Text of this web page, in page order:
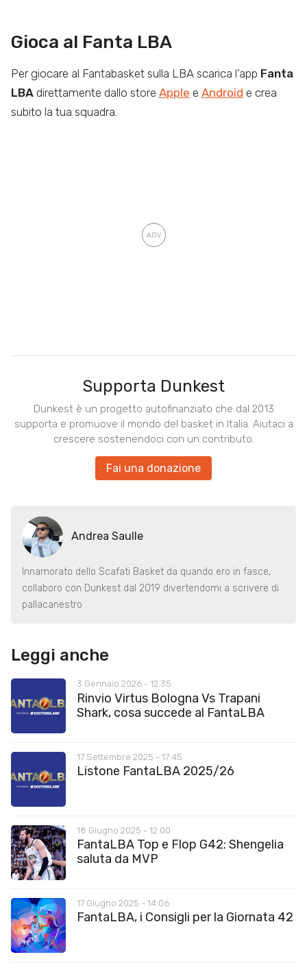
Gioca al Fanta LBA
Per giocare al Fantabasket sulla LBA scarica l’app Fanta
LBA direttamente dallo store Apple e Android e crea
subito la tua squadra.
Supporta Dunkest
Dunkest è un progetto autofinanziato che dal 2013
supporta e promuove il mondo del basket in Italia. Aiutaci a
crescere sostenendoci con un contributo.
Fai una donazione
Andrea Saulle
Innamorato dello Scafati Basket da quando ero in fasce,
collaboro con Dunkest dal 2019 divertendomi a scrivere di
pallacanestro
Leggi anche
3 Gennaio 2026 - 12:35
Rinvio Virtus Bologna Vs Trapani
Shark, cosa succede al FantaLBA
17 Settembre 2025 - 17:45
Listone FantaLBA 2025/26
18 Giugno 2025 - 12:00
FantaLBA Top e Flop G42: Shengelia
saluta da MVP
17 Giugno 2025 - 14:06
FantaLBA, i Consigli per la Giornata 42